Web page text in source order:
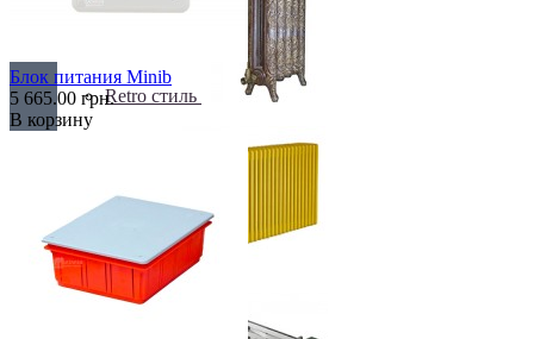
Retro стиль
В тренде
Блок питания Minib
5 665.00 грн.
В корзину